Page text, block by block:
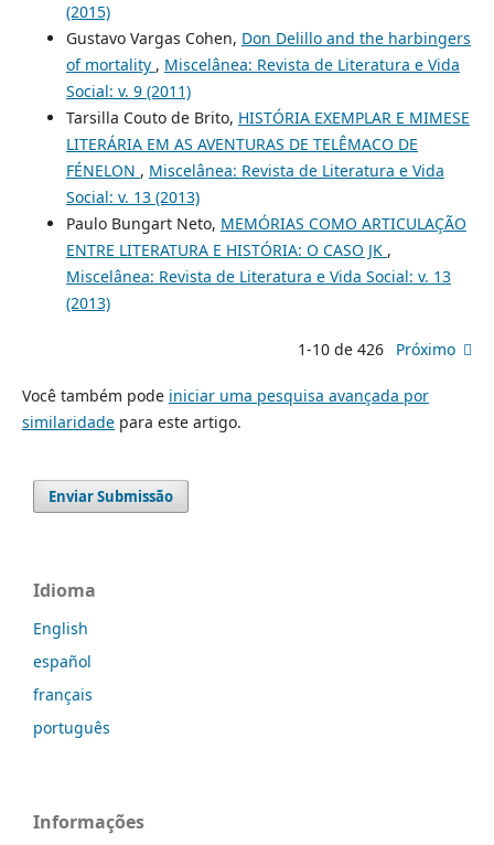
(2015)
Gustavo Vargas Cohen, Don Delillo and the harbingers
of mortality , Miscelânea: Revista de Literatura e Vida
Social: v. 9 (2011)
Tarsilla Couto de Brito, HISTÓRIA EXEMPLAR E MIMESE
LITERÁRIA EM AS AVENTURAS DE TELÊMACO DE
FÉNELON , Miscelânea: Revista de Literatura e Vida
Social: v. 13 (2013)
Paulo Bungart Neto, MEMÓRIAS COMO ARTICULAÇÃO
ENTRE LITERATURA E HISTÓRIA: O CASO JK ,
Miscelânea: Revista de Literatura e Vida Social: v. 13
(2013)
1-10 de 426 Próximo
Você também pode iniciar uma pesquisa avançada por
similaridadepara este artigo.
Enviar Submissão
Idioma
English
español
français
português
Informações